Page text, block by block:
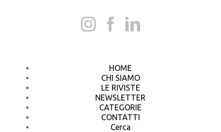
HOME
CHI SIAMO
LE RIVISTE
NEWSLETTER
CATEGORIE
CONTATTI
Cerca